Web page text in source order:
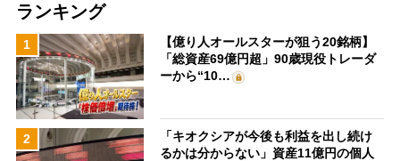
ランキング
1
【億り人オールスターが狙う20銘柄】
「総資産69億円超」90歳現役トレーダ
ーから“10…
2
「キオクシアが今後も利益を出し続け
るかは分からない」資産11億円の個人